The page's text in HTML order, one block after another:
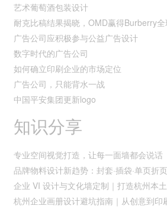
艺术葡萄酒包装设计
广告公司应积极参与公益广告设计
数字时代的广告公司
如何确立印刷企业的市场定位
广告公司，只能背水一战
中国平安集团更新logo
知识分享
专业空间视觉打造，让每一面墙都会说话